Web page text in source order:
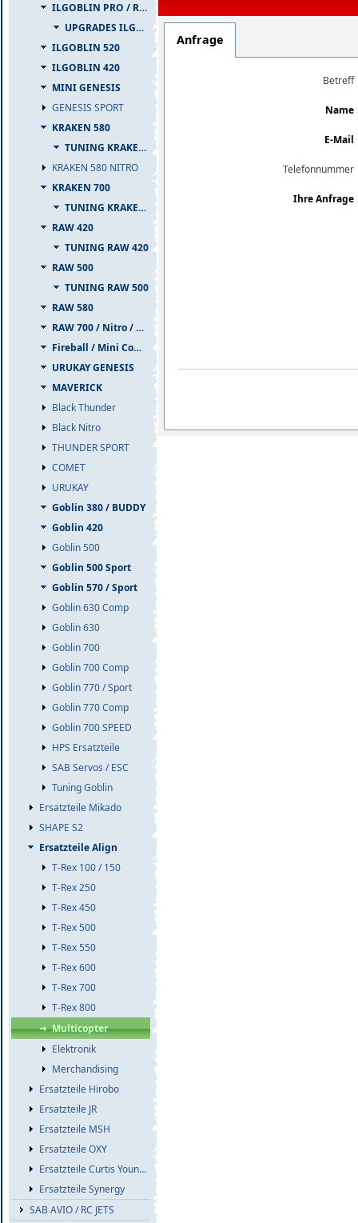
ILGOBLIN PRO / RAW 700
UPGRADES ILGOBLIN PRO / RAW 700
ILGOBLIN 520
ILGOBLIN 420
MINI GENESIS
GENESIS SPORT
KRAKEN 580
TUNING KRAKEN 580
KRAKEN 580 NITRO
KRAKEN 700
TUNING KRAKEN 700
RAW 420
TUNING RAW 420
RAW 500
TUNING RAW 500
RAW 580
RAW 700 / Nitro / PIUMA
Fireball / Mini Comet
URUKAY GENESIS
MAVERICK
Black Thunder
Black Nitro
THUNDER SPORT
COMET
URUKAY
Goblin 380 / BUDDY
Goblin 420
Goblin 500
Goblin 500 Sport
Goblin 570 / Sport
Goblin 630 Comp
Goblin 630
Goblin 700
Goblin 700 Comp
Goblin 770 / Sport
Goblin 770 Comp
Goblin 700 SPEED
HPS Ersatzteile
SAB Servos / ESC
Tuning Goblin
Ersatzteile Mikado
SHAPE S2
Ersatzteile Align
T-Rex 100 / 150
T-Rex 250
T-Rex 450
T-Rex 500
T-Rex 550
T-Rex 600
T-Rex 700
T-Rex 800
Multicopter
Elektronik
Merchandising
Ersatzteile Hirobo
Ersatzteile JR
Ersatzteile MSH
Ersatzteile OXY
Ersatzteile Curtis Youngblood
Ersatzteile Synergy
SAB AVIO / RC JETS
Anfrage
Betreff
Name
E-Mail
Telefonnummer
Ihre Anfrage